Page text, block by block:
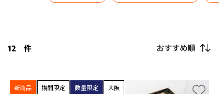
12 件 おすすめ順
新商品 期間限定 数量限定 大阪